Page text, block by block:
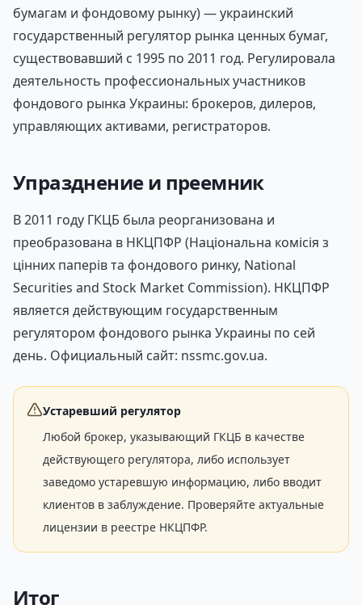
бумагам и фондовому рынку) — украинский
государственный регулятор рынка ценных бумаг,
существовавший с 1995 по 2011 год. Регулировала
деятельность профессиональных участников
фондового рынка Украины: брокеров, дилеров,
управляющих активами, регистраторов.
Упразднение и преемник
В 2011 году ГКЦБ была реорганизована и
преобразована в НКЦПФР (Національна комісія з
цінних паперів та фондового ринку, National
Securities and Stock Market Commission). НКЦПФР
является действующим государственным
регулятором фондового рынка Украины по сей
день. Официальный сайт: nssmc.gov.ua.
Устаревший регулятор
Любой брокер, указывающий ГКЦБ в качестве
действующего регулятора, либо использует
заведомо устаревшую информацию, либо вводит
клиентов в заблуждение. Проверяйте актуальные
лицензии в реестре НКЦПФР.
Итог